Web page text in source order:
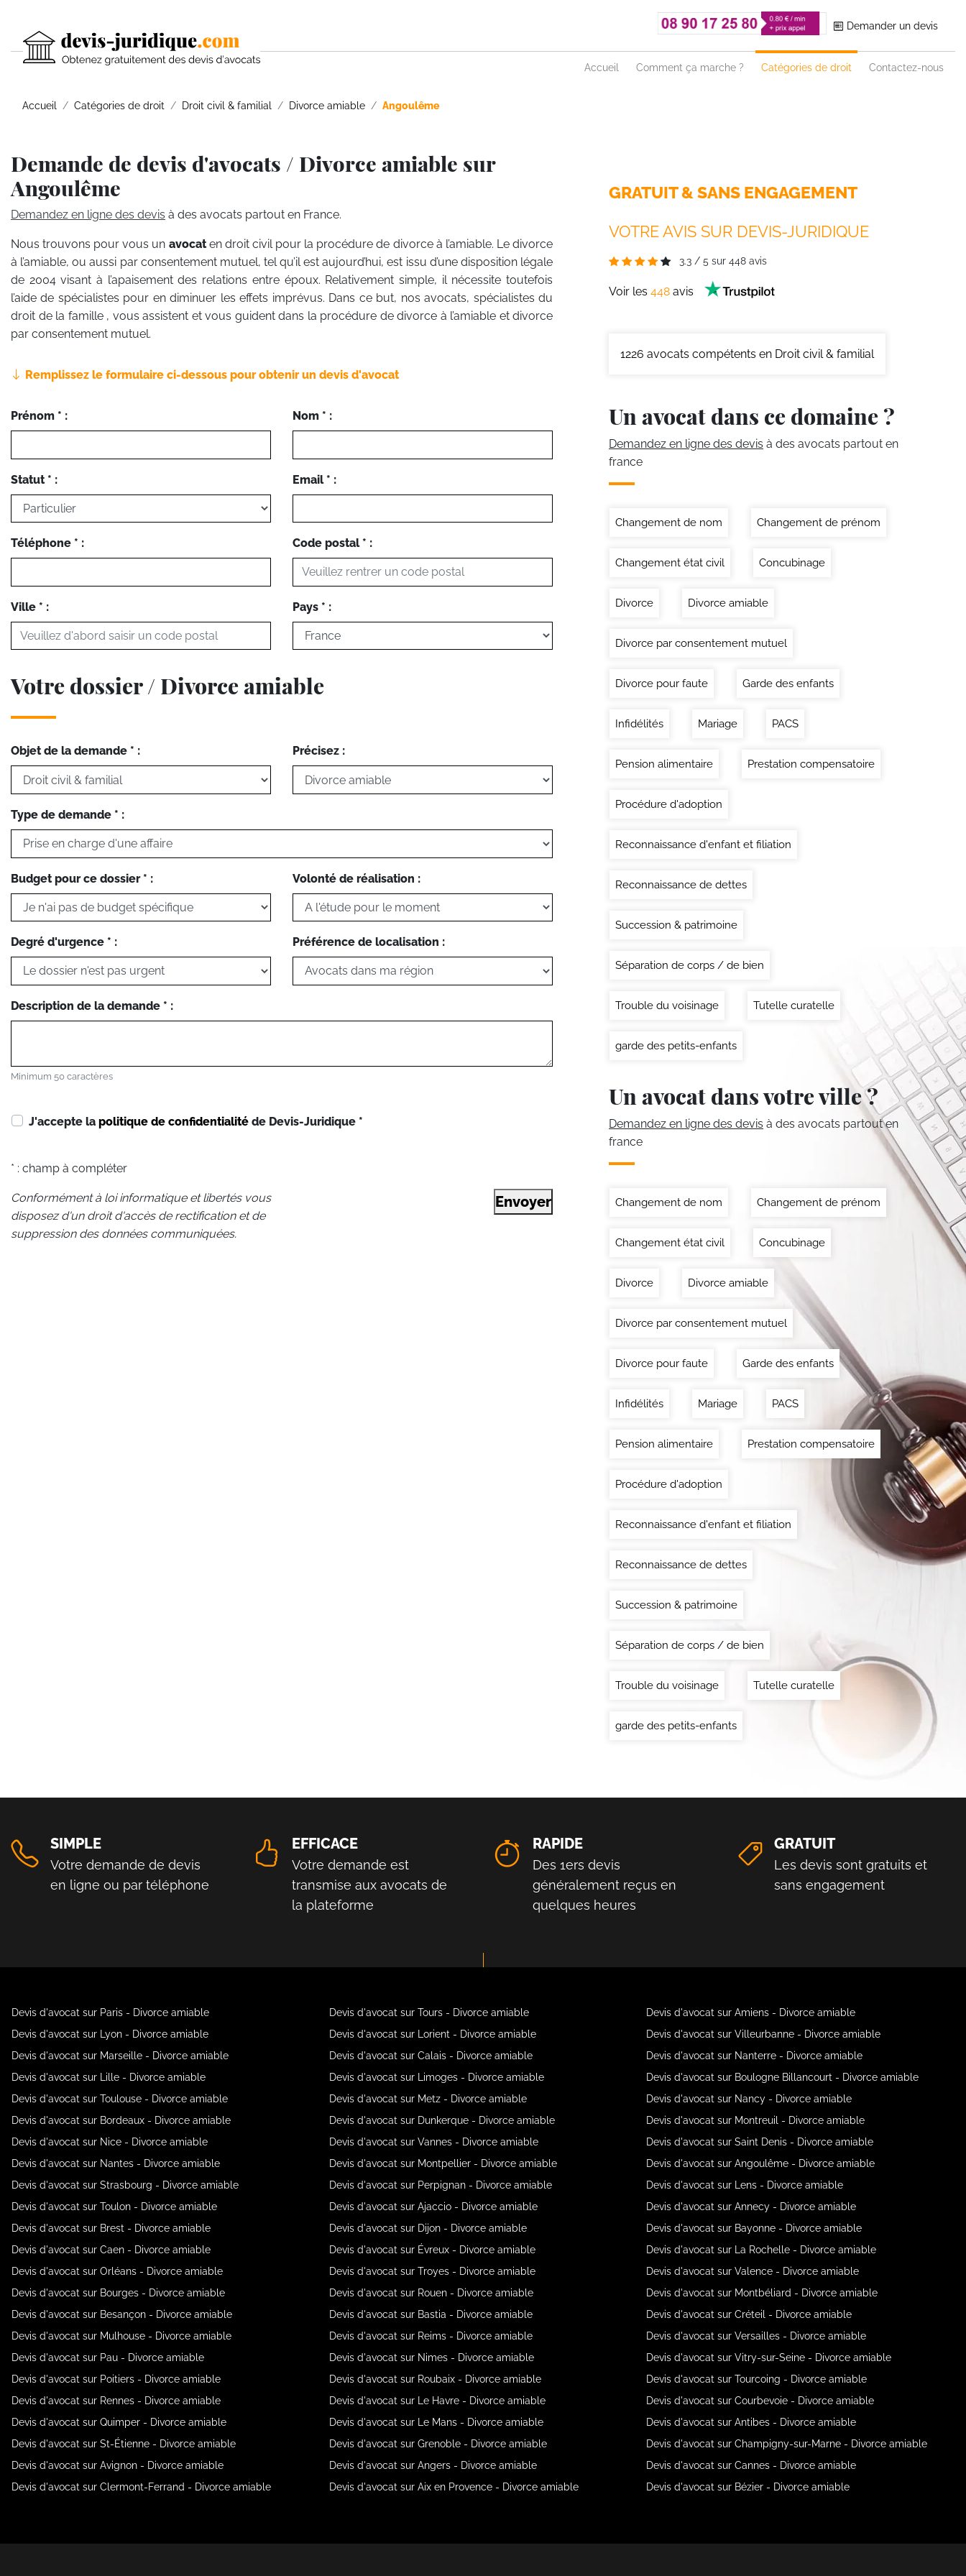
Demander un devis
Accueil Comment ça marche ? Catégories de droit Contactez-nous
Accueil Catégories de droit Droit civil & familial Divorce amiable Angoulême
Demande de devis d'avocats / Divorce amiable sur
Angoulême
Demandez en ligne des devis à des avocats partout en France.
Nous trouvons pour vous un avocaten droit civil pour la procédure de divorce à l’amiable. Le divorce
à l’amiable, ou aussi par consentement mutuel, tel qu’il est aujourd’hui, est issu d’une disposition légale
de 2004 visant à l’apaisement des relations entre époux. Relativement simple, il nécessite toutefois
l’aide de spécialistes pour en diminuer les effets imprévus. Dans ce but, nos avocats, spécialistes du
droit de la famille , vous assistent et vous guident dans la procédure de divorce à l’amiable et divorce
par consentement mutuel.
Remplissez le formulaire ci-dessous pour obtenir un devis d'avocat
Prénom * : Nom * :
Statut * : Email * :
Téléphone * : Code postal * :
Ville * : Pays * :
Votre dossier / Divorce amiable
Objet de la demande * : Précisez :
Type de demande * :
Budget pour ce dossier * : Volonté de réalisation :
Degré d'urgence * : Préférence de localisation :
Description de la demande * :
Minimum 50 caractères
J'accepte la politique de confidentialité de Devis-Juridique *
* : champ à compléter
Conformément à loi informatique et libertés vous
disposez d'un droit d'accès de rectification et de
suppression des données communiquées.
Envoyer
GRATUIT & SANS ENGAGEMENT
VOTRE AVIS SUR DEVIS-JURIDIQUE
3.3 / 5 sur 448 avis
Voir les 448 avis
1226 avocats compétents en Droit civil & familial
Un avocat dans ce domaine ?
Demandez en ligne des devis à des avocats partout en
france
Changement de nom Changement de prénom
Changement état civil Concubinage
Divorce Divorce amiable
Divorce par consentement mutuel
Divorce pour faute Garde des enfants
Infidélités Mariage PACS
Pension alimentaire Prestation compensatoire
Procédure d'adoption
Reconnaissance d'enfant et filiation
Reconnaissance de dettes
Succession & patrimoine
Séparation de corps / de bien
Trouble du voisinage Tutelle curatelle
garde des petits-enfants
Un avocat dans votre ville ?
Demandez en ligne des devis à des avocats partout en
france
Changement de nom Changement de prénom
Changement état civil Concubinage
Divorce Divorce amiable
Divorce par consentement mutuel
Divorce pour faute Garde des enfants
Infidélités Mariage PACS
Pension alimentaire Prestation compensatoire
Procédure d'adoption
Reconnaissance d'enfant et filiation
Reconnaissance de dettes
Succession & patrimoine
Séparation de corps / de bien
Trouble du voisinage Tutelle curatelle
garde des petits-enfants
SIMPLE
Votre demande de devis
en ligne ou par téléphone
EFFICACE
Votre demande est
transmise aux avocats de
la plateforme
RAPIDE
Des 1ers devis
généralement reçus en
quelques heures
GRATUIT
Les devis sont gratuits et
sans engagement
Devis d'avocat sur Paris - Divorce amiable
Devis d'avocat sur Lyon - Divorce amiable
Devis d'avocat sur Marseille - Divorce amiable
Devis d'avocat sur Lille - Divorce amiable
Devis d'avocat sur Toulouse - Divorce amiable
Devis d'avocat sur Bordeaux - Divorce amiable
Devis d'avocat sur Nice - Divorce amiable
Devis d'avocat sur Nantes - Divorce amiable
Devis d'avocat sur Strasbourg - Divorce amiable
Devis d'avocat sur Toulon - Divorce amiable
Devis d'avocat sur Brest - Divorce amiable
Devis d'avocat sur Caen - Divorce amiable
Devis d'avocat sur Orléans - Divorce amiable
Devis d'avocat sur Bourges - Divorce amiable
Devis d'avocat sur Besançon - Divorce amiable
Devis d'avocat sur Mulhouse - Divorce amiable
Devis d'avocat sur Pau - Divorce amiable
Devis d'avocat sur Poitiers - Divorce amiable
Devis d'avocat sur Rennes - Divorce amiable
Devis d'avocat sur Quimper - Divorce amiable
Devis d'avocat sur St-Étienne - Divorce amiable
Devis d'avocat sur Avignon - Divorce amiable
Devis d'avocat sur Clermont-Ferrand - Divorce amiable
Devis d'avocat sur Tours - Divorce amiable
Devis d'avocat sur Lorient - Divorce amiable
Devis d'avocat sur Calais - Divorce amiable
Devis d'avocat sur Limoges - Divorce amiable
Devis d'avocat sur Metz - Divorce amiable
Devis d'avocat sur Dunkerque - Divorce amiable
Devis d'avocat sur Vannes - Divorce amiable
Devis d'avocat sur Montpellier - Divorce amiable
Devis d'avocat sur Perpignan - Divorce amiable
Devis d'avocat sur Ajaccio - Divorce amiable
Devis d'avocat sur Dijon - Divorce amiable
Devis d'avocat sur Évreux - Divorce amiable
Devis d'avocat sur Troyes - Divorce amiable
Devis d'avocat sur Rouen - Divorce amiable
Devis d'avocat sur Bastia - Divorce amiable
Devis d'avocat sur Reims - Divorce amiable
Devis d'avocat sur Nimes - Divorce amiable
Devis d'avocat sur Roubaix - Divorce amiable
Devis d'avocat sur Le Havre - Divorce amiable
Devis d'avocat sur Le Mans - Divorce amiable
Devis d'avocat sur Grenoble - Divorce amiable
Devis d'avocat sur Angers - Divorce amiable
Devis d'avocat sur Aix en Provence - Divorce amiable
Devis d'avocat sur Amiens - Divorce amiable
Devis d'avocat sur Villeurbanne - Divorce amiable
Devis d'avocat sur Nanterre - Divorce amiable
Devis d'avocat sur Boulogne Billancourt - Divorce amiable
Devis d'avocat sur Nancy - Divorce amiable
Devis d'avocat sur Montreuil - Divorce amiable
Devis d'avocat sur Saint Denis - Divorce amiable
Devis d'avocat sur Angoulême - Divorce amiable
Devis d'avocat sur Lens - Divorce amiable
Devis d'avocat sur Annecy - Divorce amiable
Devis d'avocat sur Bayonne - Divorce amiable
Devis d'avocat sur La Rochelle - Divorce amiable
Devis d'avocat sur Valence - Divorce amiable
Devis d'avocat sur Montbéliard - Divorce amiable
Devis d'avocat sur Créteil - Divorce amiable
Devis d'avocat sur Versailles - Divorce amiable
Devis d'avocat sur Vitry-sur-Seine - Divorce amiable
Devis d'avocat sur Tourcoing - Divorce amiable
Devis d'avocat sur Courbevoie - Divorce amiable
Devis d'avocat sur Antibes - Divorce amiable
Devis d'avocat sur Champigny-sur-Marne - Divorce amiable
Devis d'avocat sur Cannes - Divorce amiable
Devis d'avocat sur Bézier - Divorce amiable